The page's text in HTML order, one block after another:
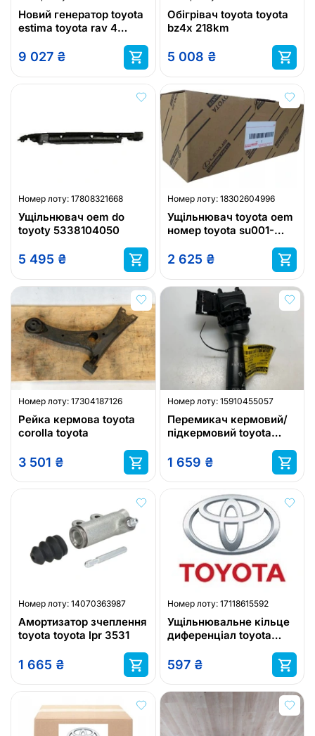
Новий генератор toyota
estima toyota rav 4
toyota prev
9 027 ₴
Обігрівач toyota toyota
bz4x 218km
5 008 ₴
Номер лоту: 17808321668
Ущільнювач oem do
toyoty 5338104050
5 495 ₴
Номер лоту: 18302604996
Ущільнювач toyota oem
номер toyota su001-
2 625 ₴
Номер лоту: 17304187126
Рейка кермова toyota
corolla toyota
3 501 ₴
Номер лоту: 15910455057
Перемикач кермовий/
підкермовий toyota
1 659 ₴
Номер лоту: 14070363987
Амортизатор зчеплення
toyota toyota lpr 3531
1 665 ₴
Номер лоту: 17118615592
Ущільнювальне кільце
диференціал toyota
597 ₴